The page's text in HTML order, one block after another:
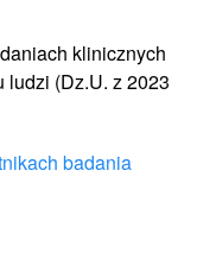
klinicznych
ludzi (Dz.U. z 2023
badania